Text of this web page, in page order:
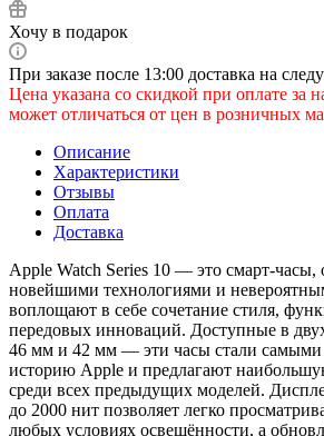
Хочу в подарок
При заказе после 13:00 доставка на
Цена указана со скидкой при оплате за
может отличаться от цен в розничных
Описание
Характеристики
Отзывы
Оплата
Доставка
Apple Watch Series 10 — это смарт-
новейшими технологиями и
воплощают в себе сочетание стиля,
передовых инноваций. Доступные в
46 мм и 42 мм — эти часы стали самыми
историю Apple и предлагают
среди всех предыдущих моделей.
до 2000 нит позволяет легко
любых условиях освещённости, а